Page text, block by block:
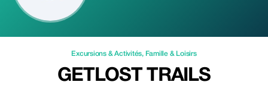
Excursions & Activités, Famille & Loisirs
GETLOST TRAILS